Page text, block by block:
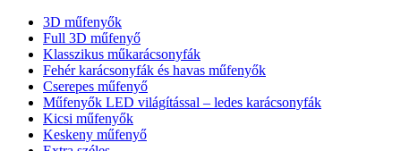
3D műfenyők
Full 3D műfenyő
Klasszikus műkarácsonyfák
Fehér karácsonyfák és havas műfenyők
Cserepes műfenyő
Műfenyők LED világítással – ledes karácsonyfák
Kicsi műfenyők
Keskeny műfenyő